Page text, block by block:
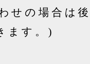
せの場合は
ます。)